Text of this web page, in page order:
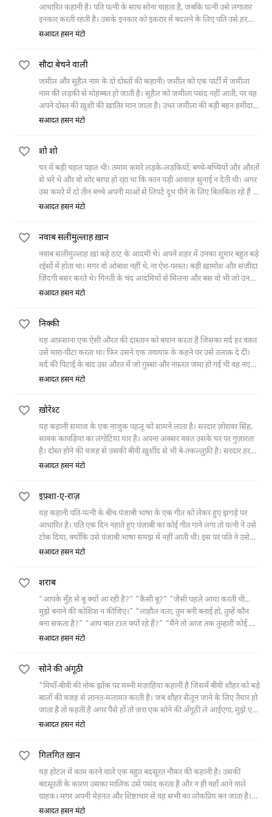
आधारित कहानी है। पति पत्नी के साथ सोना चाहता है, जबकि पत्नी उसे लगातार
इनकार करती रहती है। उसके इनकार को इक़रार में बदलने के लिए पति उसे हर
तरह का प्रलोभन देता है, पर वह मानती नहीं। आख़िर में वह अपना आख़िरी दाँव
सआदत हसन मंटो
सौदा बेचने वाली
जमील और सुहैल नाम के दो दोस्तों की कहानी। जमील को एक पार्टी में जमीला
नाम की लड़की से मोहब्बत हो जाती है। सुहैल को जमीला पसंद नहीं आती, पर वह
अपने दोस्त की ख़ुशी की ख़ातिर मान जाता है। उधर जमीला की बड़ी बहन हमीदा
भी जमील से मोहब्बत करती है। एक रोज़़ जमील जमीला को उसके घर से भगाकर
जमीला को देखता है तो वह उसे कोई सौदा बेचने वाली की तरह नज़र आती है।
सआदत हसन मंटो
शो शो
घर में बड़ी चहल पहल थी। तमाम कमरे लड़के-लड़कियों, बच्चे-बच्चियों और औरतों
से भरे थे और वो शोर बरपा हो रहा था कि कान पड़ी आवाज़ सुनाई न देती थी। अगर
उस कमरे में दो तीन बच्चे अपनी माओं से लिपटे दूध पीने के लिए बिलबिला रहे हैं तो
दूसरे कमरे में छोटी छोटी लड़कियां
सआदत हसन मंटो
नवाब सलीमुल्लाह ख़ान
नवाब सलीमुल्लाह ख़ां बड़े ठाट के आदमी थे। अपने शहर में उनका शुमार बहुत बड़े
रईसों में होता था। मगर वो ओबाश नहीं थे, ना ऐश-परस्त। बड़ी ख़ामोश और संजीदा
ज़िंदगी बसर करते थे। गिनती के चंद आदमियों से मिलना और बस वो भी जो उनकी
पसंद के हैं। दावतें आम होती
सआदत हसन मंटो
निक्की
यह अफ़साना एक ऐसी औरत की दास्तान को बयान करता है जिसका मर्द हर वक़्त
उसे मारा-पीटा करता था। फिर उसने एक तवायफ़ के कहने पर उसे तलाक़ दे दी।
मर्द की पिटाई के बाद उस औरत में जो ग़ुस्सा और नफ़रत जमा हो गई थी वह नए
मोहल्ले में आकर निकलने लगी। वह बात-बात पर पड़ोसियों से उलझने लगी, उनसे
दौरे पड़ने लगे और पड़ोसियों को गाली बकते हुए ही उसकी मौत हो गई।
सआदत हसन मंटो
ख़ोरेश्ट
यह कहानी समाज के एक नाज़ुक पहलू को सामने लाता है। सरदार ज़ोरावर सिंह,
सावक कापड़िया का लंगोटिया यार है। अपना अक्सर वक़्त उसके घर पर गुज़ारता
है। दोस्त होने की वजह से उसकी बीवी ख़ुर्शीद से भी बे-तकल्लुफ़ी है। सरदार हर
वक़्त ख़ुरशीद की आवाज़ की तारीफ़ करता है और उसके लिए मुनासिब स्टूडियो की
सआदत हसन मंटो
इफ़्शा-ए-राज़
यह कहानी पति-पत्नी के बीच पंजाबी भाषा के एक गीत को लेकर हुए झगड़े पर
आधारित है। पति एक दिन नहाते हुए पंजाबी का कोई गीत गाने लगा तो पत्नी ने उसे
टोक दिया, क्योंकि उसे पंजाबी भाषा समझ में नहीं आती थी। इस पर पति ने उसे
कई ढंग से समझाने की कोशिश की मगर बात नहीं बनी। तभी नौकर डाक लेकर आ
गुनगुना रहा था।
सआदत हसन मंटो
शराब
“आपके मुँह से बू क्यों आ रही है?” “कैसी बू?” “जैसी पहले आया करती थी...
मुझे बनाने की कोशिश न कीजिए।” “लाहौल वला, तुम बनी बनाई हो, तुम्हें कौन
बना सकता है?” “आप बात टाल क्यों रहे हैं?” “मैंने तो आज तक तुम्हारी कोई बात
नहीं टाली।” “लत्ते
सआदत हसन मंटो
सोने की अंगूठी
"मियाँ-बीवी की नोक झोंक पर मब्नी मज़ाहिया कहानी है जिसमें बीवी शौहर को बड़े
बालों की वजह से लानत-मलामत करती है। जब शौहर सैलून जाने के लिए तैयार हो
जाता है तो कहती है अगर पैसे हों तो ज़रा एक सोने की अँगूठी ले आईएगा, मुझे एक
सहेली की सालगिरह में जाना है।"
सआदत हसन मंटो
गिलगित ख़ान
यह होटल में काम करने वाले एक बहुत बदसूरत नौकर की कहानी है। उसकी
बदसूरती के कारण उसका मालिक उसे पसंद करता है और न ही वहाँ आने वाले
ग्राहक। मगर अपनी मेहनत और शिष्टाचार से वह सभी का लोकप्रिय बन जाता है।
अपने अकेलेपन को दूर करने के लिए वह मालिक की नापसंदगी के बावजूद एक
सआदत हसन मंटो